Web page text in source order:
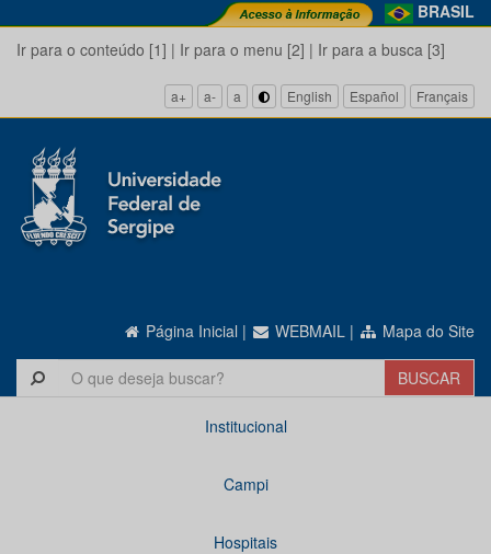
BRASIL
Ir para o conteúdo [1] | Ir para o menu [2] | Ir para a busca [3]
a+ a- a English Español Français
Página Inicial | WEBMAIL | Mapa do Site
Institucional
Campi
Hospitais